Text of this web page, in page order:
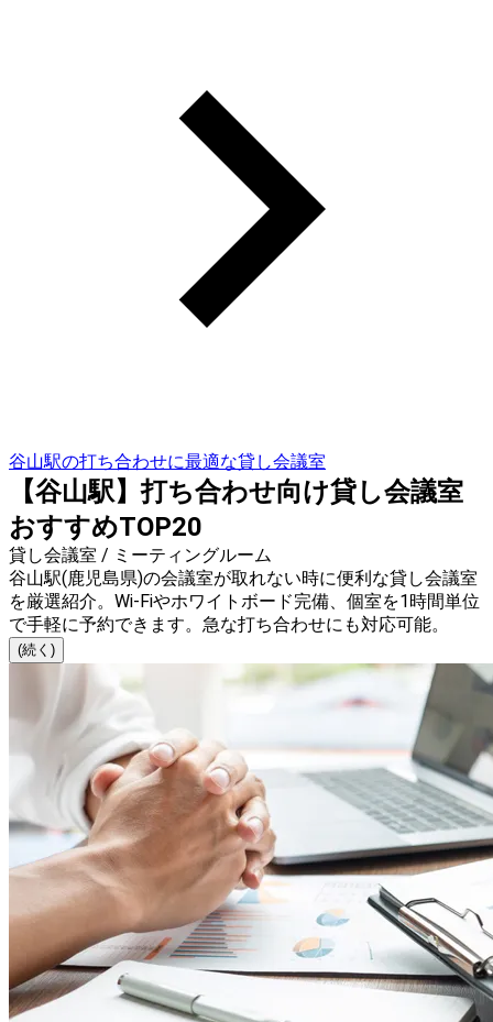
谷山駅の打ち合わせに最適な貸し会議室
【谷山駅】打ち合わせ向け貸し会議室
おすすめTOP20
貸し会議室 / ミーティングルーム
谷山駅(鹿児島県)の会議室が取れない時に便利な貸し会議室
を厳選紹介。Wi-Fiやホワイトボード完備、個室を1時間単位
で手軽に予約できます。急な打ち合わせにも対応可能。
(続く)